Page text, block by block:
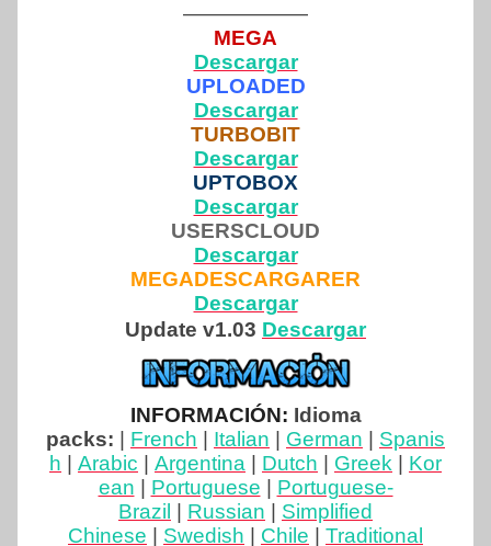
——————
MEGA
Descargar
UPLOADED
Descargar
TURBOBIT
Descargar
UPTOBOX
Descargar
USERSCLOUD
Descargar
MEGADESCARGARER
Descargar
Update v1.03 Descargar
INFORMACIÓN: Idioma
packs: | French | Italian | German | Spanis
h | Arabic | Argentina | Dutch | Greek | Kor
ean | Portuguese | Portuguese-
Brazil | Russian | Simplified
Chinese | Swedish | Chile | Traditional